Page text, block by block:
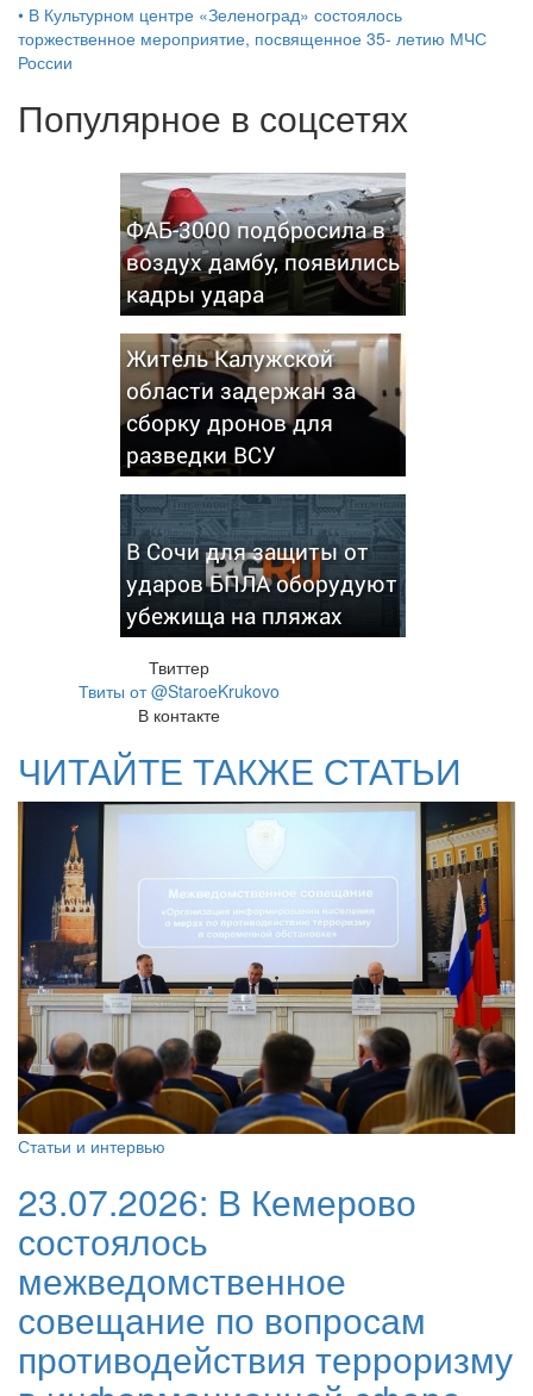
• В Культурном центре «Зеленоград» состоялось
торжественное мероприятие, посвященное 35- летию МЧС
России
Популярное в соцсетях
ФАБ-3000 подбросила в
воздух дамбу, появились
кадры удара
Житель Калужской
области задержан за
сборку дронов для
разведки ВСУ
В Сочи для защиты от
ударов БПЛА оборудуют
убежища на пляжах
Твиттер
Твиты от @StaroeKrukovo
В контакте
ЧИТАЙТЕ ТАКЖЕ СТАТЬИ
Статьи и интервью
23.07.2026: В Кемерово
состоялось
межведомственное
совещание по вопросам
противодействия терроризму